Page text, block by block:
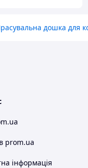
дошка для
prom.ua
інформація